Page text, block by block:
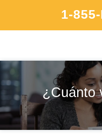
1-
¿Cuánto